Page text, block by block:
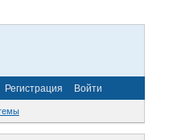
Регистрация Войти